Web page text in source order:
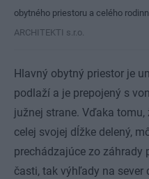
obytného priestoru a celého
ARCHITEKTI s.r.o.
Hlavný obytný priestor je
podlaží a je prepojený s
južnej strane. Vďaka
celej svojej dĺžke delený,
prechádzajúce zo záhrady
časti, tak výhľady na sever